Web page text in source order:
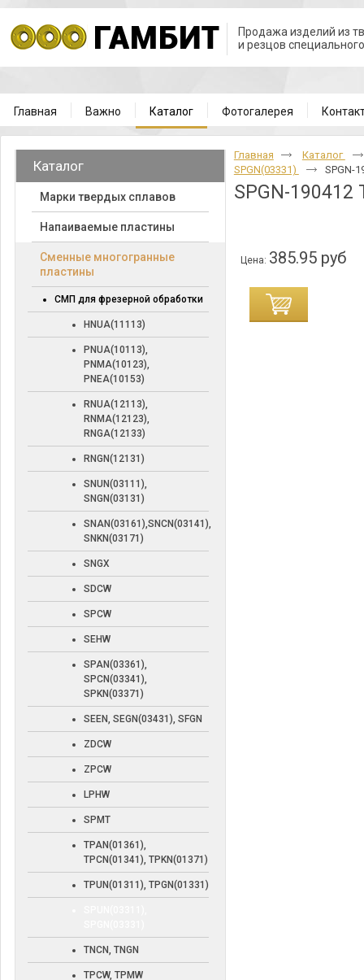
Продажа изделий из
и резцов
Главная Важно Каталог Фотогалерея
Каталог
Марки твердых сплавов
Напаиваемые пластины
Cменные многогранные
пластины
СМП для фрезерной обработки
HNUA(11113)
PNUA(10113),
PNMA(10123),
PNEA(10153)
RNUA(12113),
RNMA(12123),
RNGA(12133)
RNGN(12131)
SNUN(03111),
SNGN(03131)
SNAN(03161),SNCN(03141),
SNKN(03171)
SNGX
SDCW
SPCW
SEHW
SPAN(03361),
SPCN(03341),
SPKN(03371)
SEEN, SEGN(03431), SFGN
ZDCW
ZPCW
LPHW
SPMT
TPAN(01361),
TPCN(01341), TPKN(01371)
TPUN(01311), TPGN(01331)
TNCN, TNGN
TPCW, TPMW
Главная
Каталог
SPGN(03331)
SPGN-
SPGN-190412
Цена: 385.95 руб